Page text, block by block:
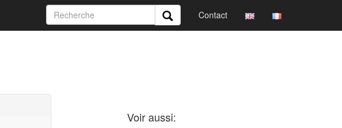
Contact
Voir aussi: